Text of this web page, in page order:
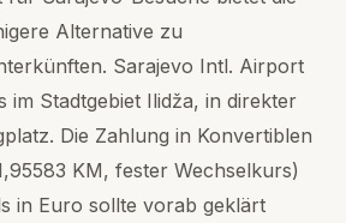
Alternative zu
Sarajevo Intl. Airport
im Stadtgebiet Ilidža, in direkter
Die Zahlung in Konvertiblen
KM, fester Wechselkurs)
in Euro sollte vorab geklärt